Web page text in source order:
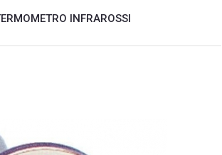
INFRAROSSI